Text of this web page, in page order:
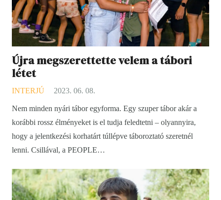
Újra megszerettette velem a tábori
létet
INTERJÚ 2023. 06. 08.
Nem minden nyári tábor egyforma. Egy szuper tábor akár a
korábbi rossz élményeket is el tudja feledtetni – olyannyira,
hogy a jelentkezési korhatárt túllépve táboroztató szeretnél
lenni. Csillával, a PEOPLE…